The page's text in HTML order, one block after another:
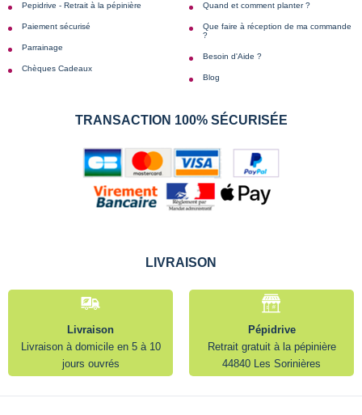
Pepidrive - Retrait à la pépinière
Paiement sécurisé
Parrainage
Chèques Cadeaux
Quand et comment planter ?
Que faire à réception de ma commande
?
Besoin d'Aide ?
Blog
TRANSACTION 100% SÉCURISÉE
LIVRAISON
Livraison
Livraison à domicile en 5 à 10
jours ouvrés
Pépidrive
Retrait gratuit à la pépinière
44840 Les Sorinières